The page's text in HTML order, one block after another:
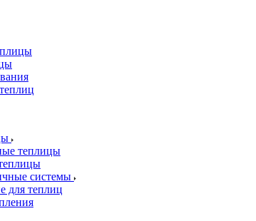
теплицы
системы
для теплиц